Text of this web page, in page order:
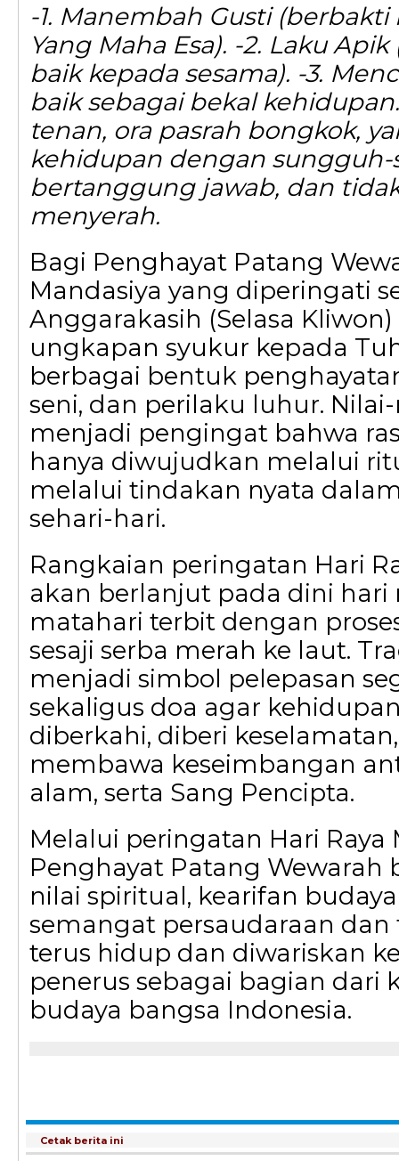
-1. Manembah Gusti
Yang Maha Esa). -2. Laku
baik kepada sesama). -3.
baik sebagai bekal
tenan, ora pasrah bongkok,
kehidupan dengan
bertanggung jawab, dan
menyerah.
Bagi Penghayat Patang
Mandasiya yang diperingati
Anggarakasih (Selasa
ungkapan syukur kepada
berbagai bentuk
seni, dan perilaku luhur.
menjadi pengingat bahwa
hanya diwujudkan melalui
melalui tindakan nyata
sehari-hari.
Rangkaian peringatan Hari
akan berlanjut pada dini hari
matahari terbit dengan
sesaji serba merah ke laut.
menjadi simbol pelepasan
sekaligus doa agar
diberkahi, diberi
membawa keseimbangan
alam, serta Sang Pencipta.
Melalui peringatan Hari Raya
Penghayat Patang Wewarah
nilai spiritual, kearifan
semangat persaudaraan dan
terus hidup dan diwariskan
penerus sebagai bagian dari
budaya bangsa Indonesia.
Cetak berita ini